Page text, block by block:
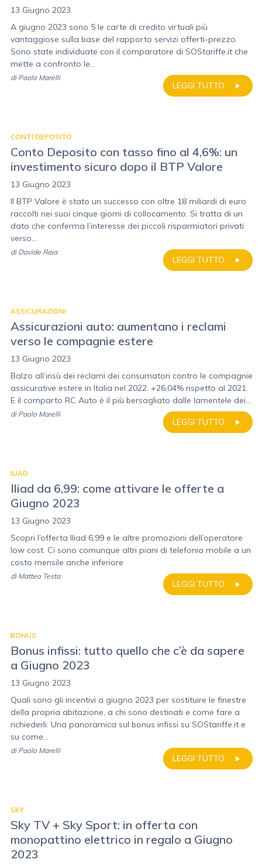
13 Giugno 2023
A giugno 2023 sono 5 le carte di credito virtuali più
vantaggiose sulla base del rapporto servizi offerti-prezzo.
Sono state individuate con il comparatore di SOStariffe.it che
mette a confronto le...
LEGGI TUTTO
di Paolo Marelli
CONTI DEPOSITO
Conto Deposito con tasso fino al 4,6%: un
investimento sicuro dopo il BTP Valore
13 Giugno 2023
Il BTP Valore è stato un successo con oltre 18 miliardi di euro
raccolti nei suoi cinque giorni di collocamento. Si tratta di un
dato che conferma l’interesse dei piccoli risparmiatori privati
verso...
LEGGI TUTTO
di Davide Raia
ASSICURAZIONI
Assicurazioni auto: aumentano i reclami
verso le compagnie estere
13 Giugno 2023
Balzo all’insù dei reclami dei consumatori contro le compagnie
assicurative estere in Italia nel 2022: +26,04% rispetto al 2021.
E il comparto RC Auto è il più bersagliato dalle lamentele dei...
LEGGI TUTTO
di Paolo Marelli
ILIAD
Iliad da 6,99: come attivare le offerte a
Giugno 2023
13 Giugno 2023
Scopri l’offerta Iliad 6,99 e le altre promozioni dell’operatore
low cost. Ci sono comunque altri piani di telefonia mobile a un
costo mensile anche inferiore
LEGGI TUTTO
di Matteo Testa
BONUS
Bonus infissi: tutto quello che c’è da sapere
a Giugno 2023
13 Giugno 2023
Quali sono gli incentivi a giugno 2023 per sostituire le finestre
della propria abitazione, a chi sono destinati e come fare a
richiederli. Una panoramica sul bonus infissi su SOStariffe.it e
su come...
LEGGI TUTTO
di Paolo Marelli
SKY
Sky TV + Sky Sport: in offerta con
monopattino elettrico in regalo a Giugno
2023